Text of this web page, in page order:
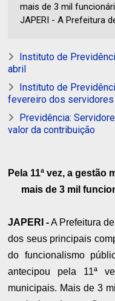
mais de 3 mil
JAPERI - A Prefeitura
Instituto de
abril
Instituto de
fevereiro dos
Previdência:
valor da contribuição
Pela 11ª vez, a
mais de 3 mil
JAPERI -A Prefeitura
dos seus principais
do funcionalismo
antecipou pela 11ª
municipais. Mais de 3